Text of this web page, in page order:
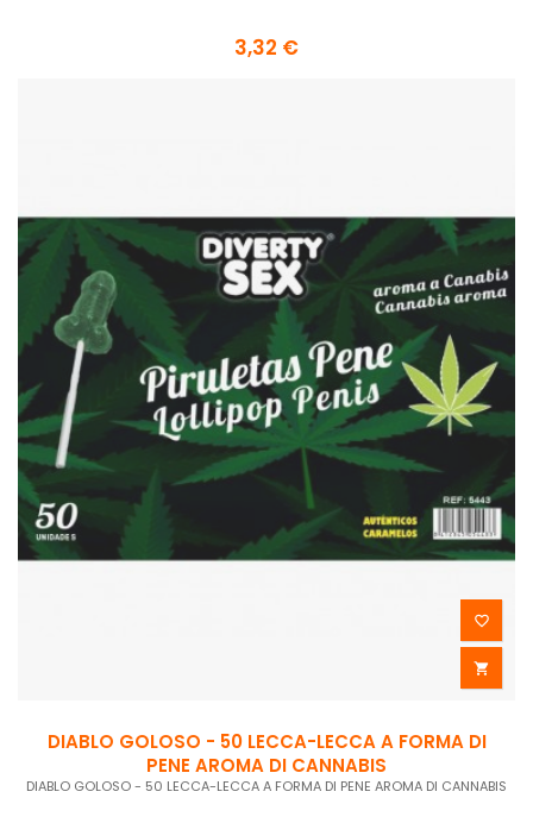
3,32 €


DIABLO GOLOSO - 50 LECCA-LECCA A FORMA DI
PENE AROMA DI CANNABIS
DIABLO GOLOSO - 50 LECCA-LECCA A FORMA DI PENE AROMA DI CANNABIS